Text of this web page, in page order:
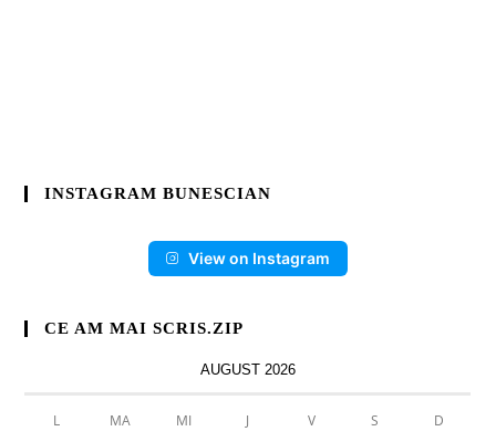
INSTAGRAM BUNESCIAN
View on Instagram
CE AM MAI SCRIS.ZIP
AUGUST 2026
L MA MI J V S D